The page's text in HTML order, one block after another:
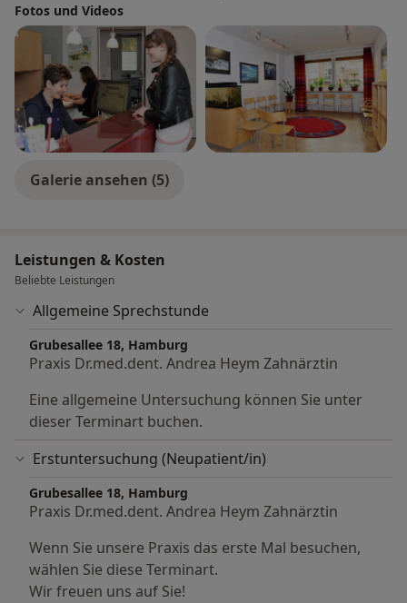
Fotos und Videos
Galerie ansehen (5)
Leistungen & Kosten
Beliebte Leistungen
Allgemeine Sprechstunde
Grubesallee 18, Hamburg
Praxis Dr.med.dent. Andrea Heym Zahnärztin
Eine allgemeine Untersuchung können Sie unter
dieser Terminart buchen.
Erstuntersuchung (Neupatient/in)
Grubesallee 18, Hamburg
Praxis Dr.med.dent. Andrea Heym Zahnärztin
Wenn Sie unsere Praxis das erste Mal besuchen,
wählen Sie diese Terminart.
Wir freuen uns auf Sie!